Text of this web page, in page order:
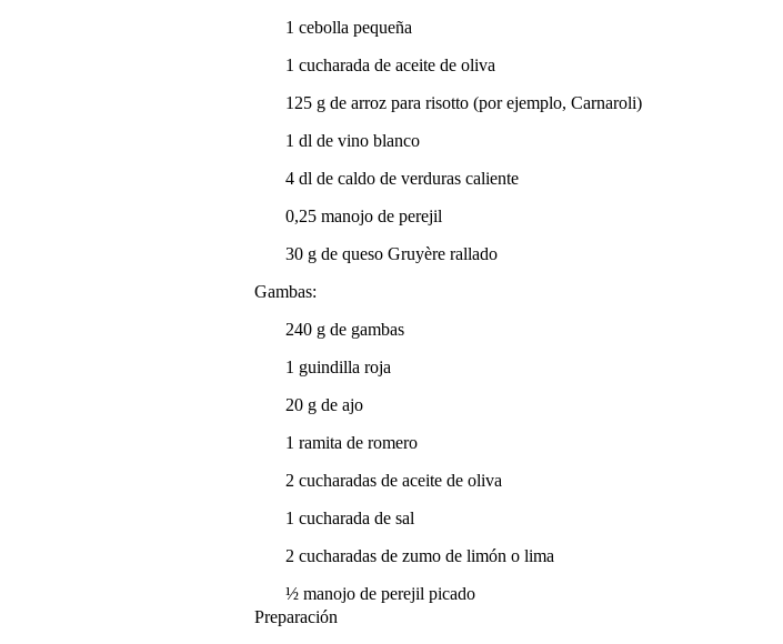
1 cebolla pequeña
1 cucharada de aceite de oliva
125 g de arroz para risotto (por ejemplo, Carnaroli)
1 dl de vino blanco
4 dl de caldo de verduras caliente
0,25 manojo de perejil
30 g de queso Gruyère rallado
Gambas:
240 g de gambas
1 guindilla roja
20 g de ajo
1 ramita de romero
2 cucharadas de aceite de oliva
1 cucharada de sal
2 cucharadas de zumo de limón o lima
½ manojo de perejil picado
Preparación